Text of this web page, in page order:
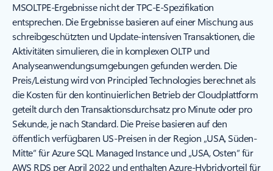
MSOLTPE-Ergebnisse nicht der TPC-E-Spezifikation
entsprechen. Die Ergebnisse basieren auf einer Mischung aus
schreibgeschützten und Update-intensiven Transaktionen, die
Aktivitäten simulieren, die in komplexen OLTP und
Analyseanwendungsumgebungen gefunden werden. Die
Preis/Leistung wird von Principled Technologies berechnet als
die Kosten für den kontinuierlichen Betrieb der Cloudplattform
geteilt durch den Transaktionsdurchsatz pro Minute oder pro
Sekunde, je nach Standard. Die Preise basieren auf den
öffentlich verfügbaren US-Preisen in der Region „USA, Süden-
Mitte“ für Azure SQL Managed Instance und „USA, Osten“ für
AWS RDS per April 2022 und enthalten Azure-Hybridvorteil für